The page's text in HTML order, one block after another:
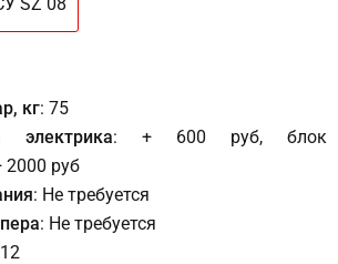
кг: 75
электрика: + 600 руб, блок
2000 руб
: Не требуется
: Не требуется